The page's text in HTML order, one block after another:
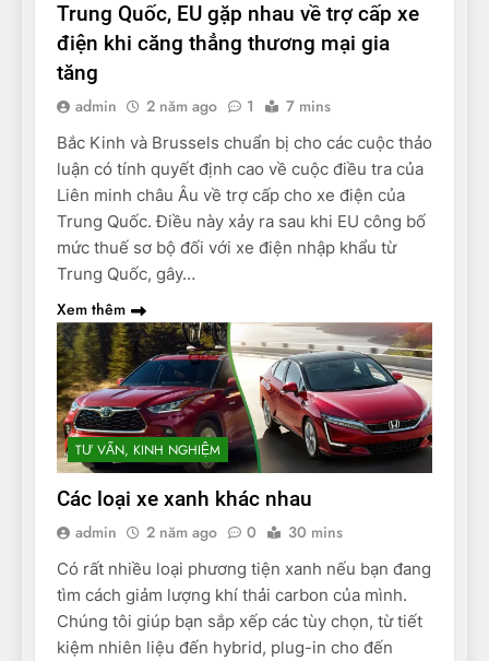
Trung Quốc, EU gặp nhau về trợ cấp xe
điện khi căng thẳng thương mại gia
tăng
admin 2 năm ago 1 7 mins
Bắc Kinh và Brussels chuẩn bị cho các cuộc thảo
luận có tính quyết định cao về cuộc điều tra của
Liên minh châu Âu về trợ cấp cho xe điện của
Trung Quốc. Điều này xảy ra sau khi EU công bố
mức thuế sơ bộ đối với xe điện nhập khẩu từ
Trung Quốc, gây…
Xem thêm
TƯ VẤN, KINH NGHIỆM
Các loại xe xanh khác nhau
admin 2 năm ago 0 30 mins
Có rất nhiều loại phương tiện xanh nếu bạn đang
tìm cách giảm lượng khí thải carbon của mình.
Chúng tôi giúp bạn sắp xếp các tùy chọn, từ tiết
kiệm nhiên liệu đến hybrid, plug-in cho đến